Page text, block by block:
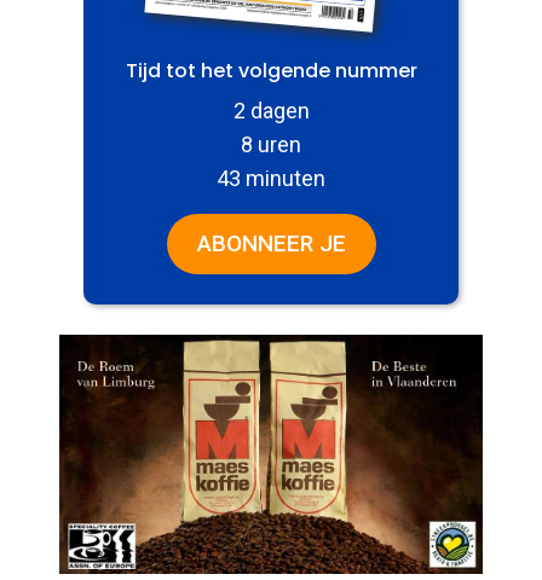
Tijd tot het volgende nummer
2 dagen
8 uren
43 minuten
ABONNEER JE